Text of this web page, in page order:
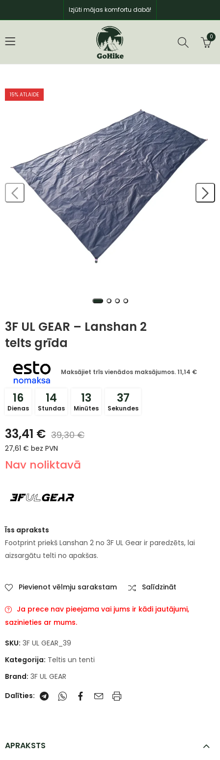
Izjūti mājas komfortu dabā!
0
15% ATLAIDE
3F UL GEAR – Lanshan 2
telts grīda
Maksājiet trīs vienādos maksājumos.11,14 €
16
Dienas
14
Stundas
13
Minūtes
36
Sekundes
33,41 € 39,30€
27,61 € bez PVN
Nav noliktavā
Īss apraksts
Footprint priekš Lanshan 2 no 3F UL Gear ir paredzēts, lai
aizsargātu telti no apakšas.
Pievienot vēlmju sarakstam Salīdzināt
Ja prece nav pieejama vai jums ir kādi jautājumi,
sazinieties ar mums.
SKU: 3F UL GEAR_39
Kategorija: Teltis un tenti
Brand: 3F UL GEAR
Dalīties:
APRAKSTS